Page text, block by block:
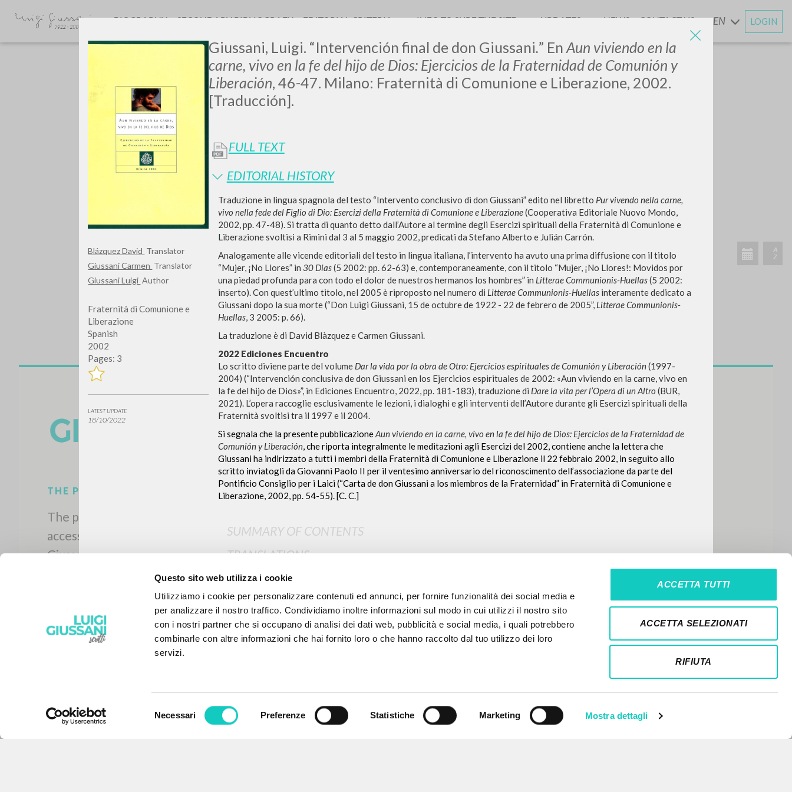
Questo sito web utilizza i cookie
Utilizziamo i cookie per personalizzare contenuti ed annunci, per fornire funzionalità dei social media e
per analizzare il nostro traffico. Condividiamo inoltre informazioni sul modo in cui utilizzi il nostro sito
con i nostri partner che si occupano di analisi dei dati web, pubblicità e social media, i quali potrebbero
combinarle con altre informazioni che hai fornito loro o che hanno raccolto dal tuo utilizzo dei loro
servizi.
Necessari Preferenze Statistiche Marketing Mostra dettagli
ACCETTA TUTTI
ACCETTA SELEZIONATI
RIFIUTA
Blázquez David Translator
Giussani Carmen Translator
Giussani Luigi Author
Fraternità di Comunione e
Liberazione
Spanish
2002
Pages: 3
LATEST UPDATE
18/10/2022
Giussani, Luigi. “Intervención final de don Giussani.” En Aun viviendo en la
carne, vivo en la fe del hijo de Dios: Ejercicios de la Fraternidad de Comunión y
Liberación, 46-47. Milano: Fraternità di Comunione e Liberazione, 2002.
[Traducción].
FULL TEXT
EDITORIAL HISTORY
Traduzione in lingua spagnola del testo “Intervento conclusivo di don Giussani” edito nel libretto Pur vivendo nella carne,
vivo nella fede del Figlio di Dio: Esercizi della Fraternità di Comunione e Liberazione(Cooperativa Editoriale Nuovo Mondo,
2002, pp. 47-48). Si tratta di quanto detto dall’Autore al termine degli Esercizi spirituali della Fraternità di Comunione e
Liberazione svoltisi a Rimini dal 3 al 5 maggio 2002, predicati da Stefano Alberto e Julián Carrón.
Analogamente alle vicende editoriali del testo in lingua italiana, l’intervento ha avuto una prima diffusione con il titolo
“Mujer, ¡No Llores” in 30 Dias(5 2002: pp. 62-63) e, contemporaneamente, con il titolo “Mujer, ¡No Llores!: Movidos por
una piedad profunda para con todo el dolor de nuestros hermanos los hombres” in Litterae Communionis-Huellas(5 2002:
inserto). Con quest’ultimo titolo, nel 2005 è riproposto nel numero di Litterae Communionis-Huellasinteramente dedicato a
Giussani dopo la sua morte (“Don Luigi Giussani, 15 de octubre de 1922 - 22 de febrero de 2005”, Litterae Communionis-
Huellas, 3 2005: p. 66).
La traduzione è di David Blàzquez e Carmen Giussani.
2022 Ediciones Encuentro
Lo scritto diviene parte del volume Dar la vida por la obra de Otro: Ejercicios espirituales de Comunión y Liberación(1997-
2004) (“Intervención conclusiva de don Giussani en los Ejercicios espirituales de 2002: «Aun viviendo en la carne, vivo en
la fe del hijo de Dios»”, in Ediciones Encuentro, 2022, pp. 181-183), traduzione di Dare la vita per l’Opera di un Altro (BUR,
2021). L’opera raccoglie esclusivamente le lezioni, i dialoghi e gli interventi dell’Autore durante gli Esercizi spirituali della
Fraternità svoltisi tra il 1997 e il 2004.
Si segnala che la presente pubblicazioneAun viviendo en la carne, vivo en la fe del hijo de Dios: Ejercicios de la Fraternidad de
Comunión y Liberación, che riporta integralmente le meditazioni agli Esercizi del 2002, contiene anche la lettera che
Giussani ha indirizzato a tutti i membri della Fraternità di Comunione e Liberazione il 22 febbraio 2002, in seguito allo
scritto inviatogli da Giovanni Paolo II per il ventesimo anniversario del riconoscimento dell’associazione da parte del
Pontificio Consiglio per i Laici (“Carta de don Giussani a los miembros de la Fraternidad” in Fraternità di Comunione e
Liberazione, 2002, pp. 54-55). [C. C.]
SUMMARY OF CONTENTS
TRANSLATIONS
RELATED PUBLICATIONS
TRANSLATIONS OF RELATED PUBLICATIONS
ORIGINAL TEXT
LUIGI
GIUSSANI
scritti
BIOGRAPHY SECONDARY BIBLIOGRAFY EDITORIAL CRITERIA INFO TO SURF THE SITE UPDATESANDNEWS CONTACT US EN LOGIN
Do you want even more precise results? Use theADVANCED SEARCH »
0RESULTS FOUND
View details by type
TYPE OF WORK LANGUAGE AUTHOR YEAR RECENT ACTIVITIES
THE PROJECT LANGUAGE NEWSLETTER